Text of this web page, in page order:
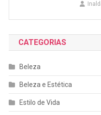
CATEGORIAS
Beleza
Beleza e Estética
Estilo de Vida